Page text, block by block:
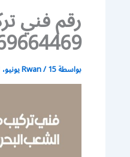
رقم فني
69664469 / تركيب مداخن هود مطابخ
بواسطة Rwan/15 يونيو، 2021